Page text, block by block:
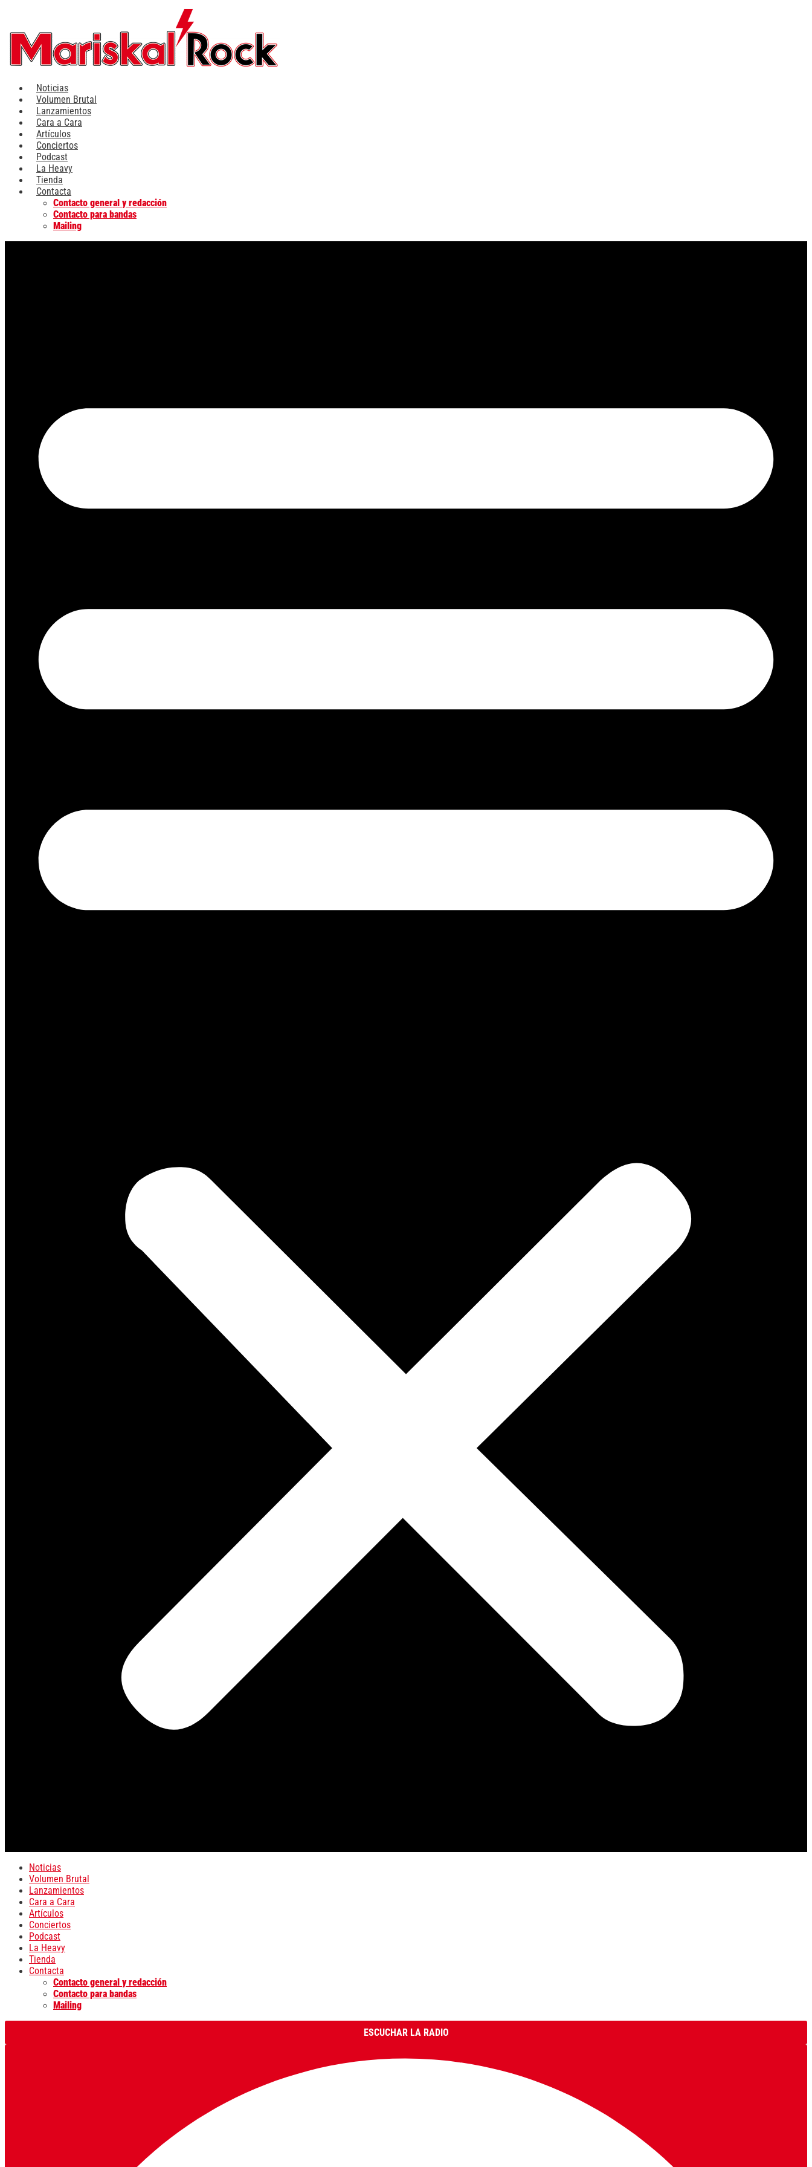
contenido
Noticias
Volumen Brutal
Lanzamientos
Cara a Cara
Artículos
Conciertos
Podcast
La Heavy
Tienda
Contacta
Contacto general y redacción
Contacto para bandas
Mailing
Noticias
Volumen Brutal
Lanzamientos
Cara a Cara
Artículos
Conciertos
Podcast
La Heavy
Tienda
Contacta
Contacto general y redacción
Contacto para bandas
Mailing
ESCUCHAR LA RADIO